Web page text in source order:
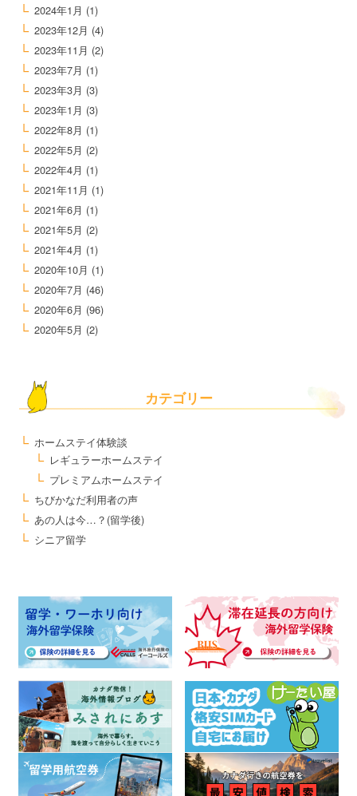
2024年1月 (1)
2023年12月 (4)
2023年11月 (2)
2023年7月 (1)
2023年3月 (3)
2023年1月 (3)
2022年8月 (1)
2022年5月 (2)
2022年4月 (1)
2021年11月 (1)
2021年6月 (1)
2021年5月 (2)
2021年4月 (1)
2020年10月 (1)
2020年7月 (46)
2020年6月 (96)
2020年5月 (2)
カテゴリー
ホームステイ体験談
レギュラーホームステイ
プレミアムホームステイ
ちびかなだ利用者の声
あの人は今…？(留学後)
シニア留学